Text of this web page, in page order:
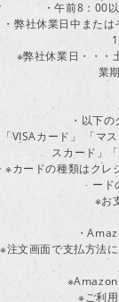
・午前8：00
・弊社休業日中また
※弊社休業日・・・
業
・以下
「VISAカード」 「マ
スカード」
※カードの種類はクレ
ード
※お
・
※注文画面で支払方法
※Amazon
※ご利